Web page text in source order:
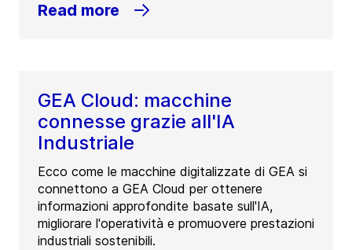
Read more
GEA Cloud: macchine
connesse grazie all'IA
Industriale
Ecco come le macchine digitalizzate di GEA si
connettono a GEA Cloud per ottenere
informazioni approfondite basate sull'IA,
migliorare l'operatività e promuovere prestazioni
industriali sostenibili.